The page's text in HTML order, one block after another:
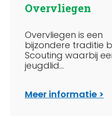
Overvliegen
Overvliegen is een
bijzondere traditie
Scouting waarbij
jeugdlid...
Meer informatie